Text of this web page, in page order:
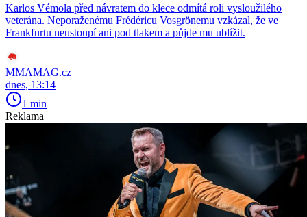
Karlos Vémola před návratem do klece odmítá roli vysloužilého
veterána. Neporaženému Frédéricu Vosgrönemu vzkázal, že ve
Frankfurtu neustoupí ani pod tlakem a půjde mu ublížit.
MMAMAG.cz
dnes, 13:14
1 min
Reklama